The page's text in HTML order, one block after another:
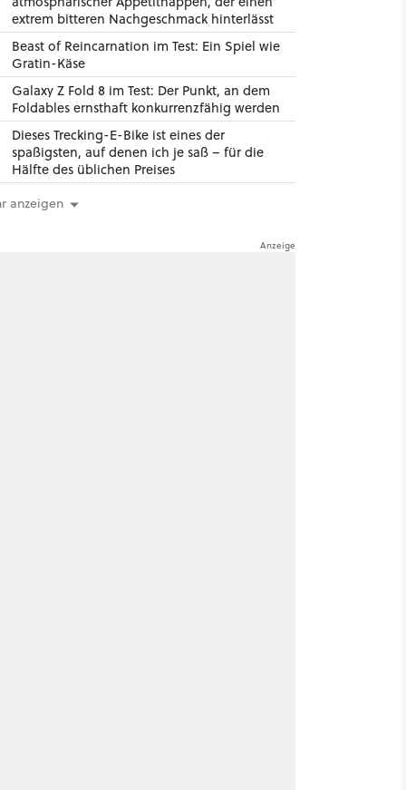
extrem bitteren Nachgeschmack hinterlässt
Beast of Reincarnation im Test: Ein Spiel wie
Gratin-Käse
Galaxy Z Fold 8 im Test: Der Punkt, an dem
Foldables ernsthaft konkurrenzfähig werden
Dieses Trecking-E-Bike ist eines der
spaßigsten, auf denen ich je saß – für die
Hälfte des üblichen Preises
anzeigen